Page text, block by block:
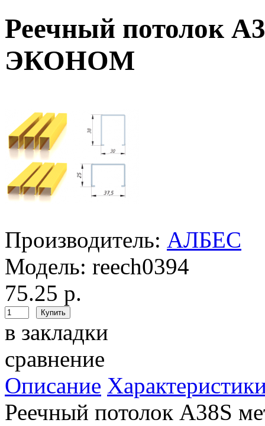
Реечный потолок
ЭКОНОМ
Производитель: АЛБЕС
Модель: reech0394
75.25 р.
в закладки
сравнение
Описание
Реечный потолок A38S